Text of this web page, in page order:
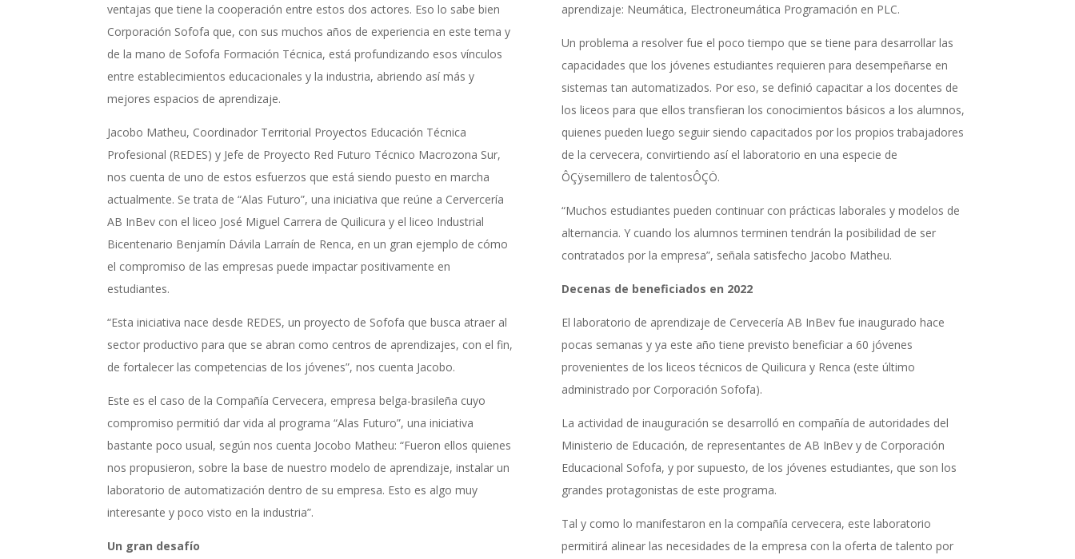
ventajas que tiene la cooperación entre estos dos actores. Eso lo sabe bien
Corporación Sofofa que, con sus muchos años de experiencia en este tema y
de la mano de Sofofa Formación Técnica, está profundizando esos vínculos
entre establecimientos educacionales y la industria, abriendo así más y
mejores espacios de aprendizaje.
Jacobo Matheu, Coordinador Territorial Proyectos Educación Técnica
Profesional (REDES) y Jefe de Proyecto Red Futuro Técnico Macrozona Sur,
nos cuenta de uno de estos esfuerzos que está siendo puesto en marcha
actualmente. Se trata de “Alas Futuro”, una iniciativa que reúne a Cervercería
AB InBev con el liceo José Miguel Carrera de Quilicura y el liceo Industrial
Bicentenario Benjamín Dávila Larraín de Renca, en un gran ejemplo de cómo
el compromiso de las empresas puede impactar positivamente en
estudiantes.
“Esta iniciativa nace desde REDES, un proyecto de Sofofa que busca atraer al
sector productivo para que se abran como centros de aprendizajes, con el fin,
de fortalecer las competencias de los jóvenes”, nos cuenta Jacobo.
Este es el caso de la Compañía Cervecera, empresa belga-brasileña cuyo
compromiso permitió dar vida al programa “Alas Futuro”, una iniciativa
bastante poco usual, según nos cuenta Jocobo Matheu: “Fueron ellos quienes
nos propusieron, sobre la base de nuestro modelo de aprendizaje, instalar un
laboratorio de automatización dentro de su empresa. Esto es algo muy
interesante y poco visto en la industria”.
Un gran desafío
aprendizaje: Neumática, Electroneumática Programación en PLC.
Un problema a resolver fue el poco tiempo que se tiene para desarrollar las
capacidades que los jóvenes estudiantes requieren para desempeñarse en
sistemas tan automatizados. Por eso, se definió capacitar a los docentes de
los liceos para que ellos transfieran los conocimientos básicos a los alumnos,
quienes pueden luego seguir siendo capacitados por los propios trabajadores
de la cervecera, convirtiendo así el laboratorio en una especie de
ÔÇÿsemillero de talentosÔÇÖ.
“Muchos estudiantes pueden continuar con prácticas laborales y modelos de
alternancia. Y cuando los alumnos terminen tendrán la posibilidad de ser
contratados por la empresa”, señala satisfecho Jacobo Matheu.
Decenas de beneficiados en 2022
El laboratorio de aprendizaje de Cervecería AB InBev fue inaugurado hace
pocas semanas y ya este año tiene previsto beneficiar a 60 jóvenes
provenientes de los liceos técnicos de Quilicura y Renca (este último
administrado por Corporación Sofofa).
La actividad de inauguración se desarrolló en compañía de autoridades del
Ministerio de Educación, de representantes de AB InBev y de Corporación
Educacional Sofofa, y por supuesto, de los jóvenes estudiantes, que son los
grandes protagonistas de este programa.
Tal y como lo manifestaron en la compañía cervecera, este laboratorio
permitirá alinear las necesidades de la empresa con la oferta de talento por